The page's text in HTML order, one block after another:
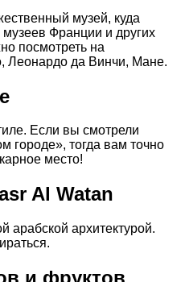
музей, куда
музеев Франции и других
посмотреть на
Леонардо да Винчи, Мане.
Если вы смотрели
городе», тогда вам точно
место!
Al Watan
арабской архитектурой.